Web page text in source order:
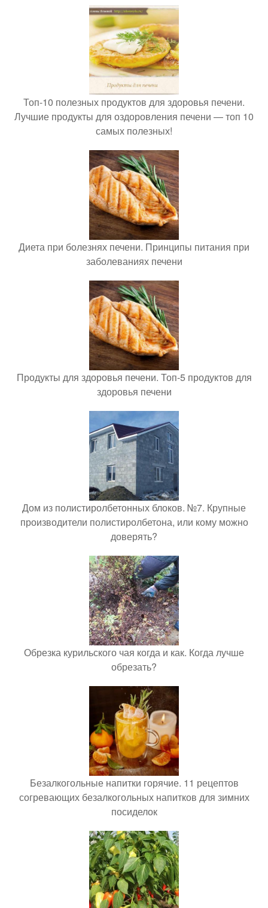
Топ-10 полезных продуктов для здоровья печени.
Лучшие продукты для оздоровления печени — топ 10
самых полезных!
Диета при болезнях печени. Принципы питания при
заболеваниях печени
Продукты для здоровья печени. Топ-5 продуктов для
здоровья печени
Дом из полистиролбетонных блоков. №7. Крупные
производители полистиролбетона, или кому можно
доверять?
Обрезка курильского чая когда и как. Когда лучше
обрезать?
Безалкогольные напитки горячие. 11 рецептов
согревающих безалкогольных напитков для зимних
посиделок